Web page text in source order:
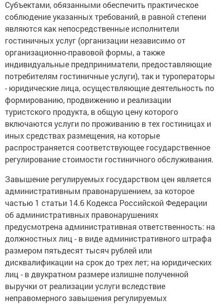
Субъектами, обязанными обеспечить практическое
соблюдение указанных требований, в равной степени
являются как непосредственные исполнители
гостиничных услуг (организации независимо от
организационно-правовой формы, а также
индивидуальные предприниматели, предоставляющие
потребителям гостиничные услуги), так и туроператоры
- юридические лица, осуществляющие деятельность по
формированию, продвижению и реализации
туристского продукта, в общую цену которого
включаются услуги по проживанию в тех гостиницах и
иных средствах размещения, на которые
распространяется соответствующее государственное
регулирование стоимости гостиничного обслуживания.
Завышение регулируемых государством цен является
административным правонарушением, за которое
частью 1 статьи 14.6 Кодекса Российской Федерации
об административных правонарушениях
предусмотрена административная ответственность: на
должностных лиц - в виде административного штрафа
размером пятьдесят тысяч рублей или
дисквалификации на срок до трех лет; на юридических
лиц - в двукратном размере излишне полученной
выручки от реализации услуги вследствие
неправомерного завышения регулируемых